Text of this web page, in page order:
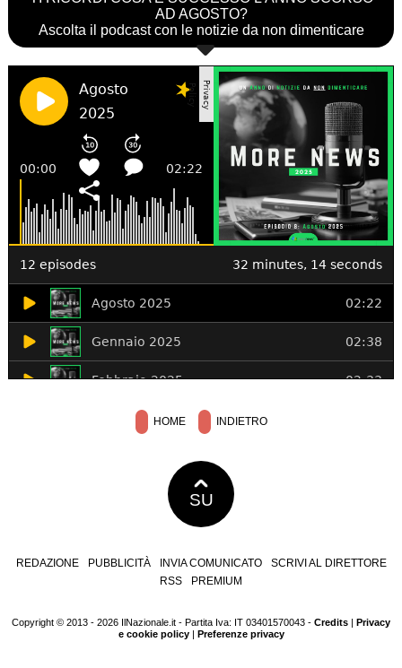
AD AGOSTO?
Ascolta il podcast con le notizie da non dimenticare
HOME INDIETRO
SU
REDAZIONE PUBBLICITÀ INVIA COMUNICATO
SCRIVI AL DIRETTORE
RSS
PREMIUM
Copyright © 2013 - 2026 IlNazionale.it - Partita Iva: IT 03401570043 - Credits | Privacy
e cookie policy| Preferenze privacy